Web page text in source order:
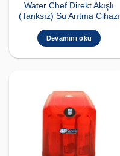
Water Chef Direkt Akışlı
(Tanksız) Su Arıtma Cihazı
Devamını oku